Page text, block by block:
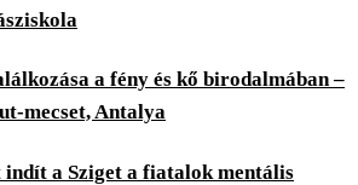
a fény és kő birodalmában –
mecset, Antalya
a Sziget a fiatalok mentális